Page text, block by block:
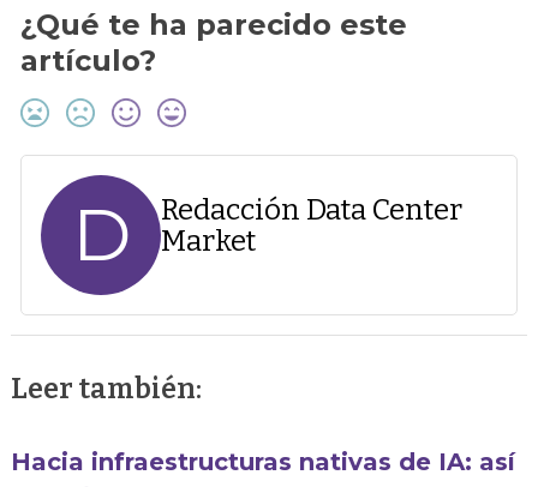
¿Qué te ha parecido este
artículo?
D
Redacción Data Center
Market
Leer también:
Hacia infraestructuras nativas de IA: así